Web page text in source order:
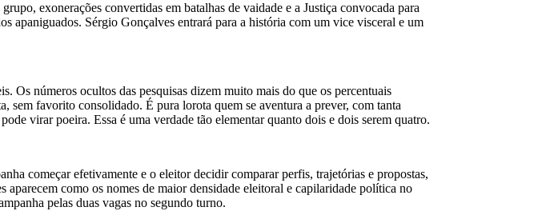
exonerações convertidas em batalhas de vaidade e a Justiça convocada para
apaniguados. Sérgio Gonçalves entrará para a história com um vice visceral e um
Os números ocultos das pesquisas dizem muito mais do que os percentuais
sem favorito consolidado. É pura lorota quem se aventura a prever, com tanta
virar poeira. Essa é uma verdade tão elementar quanto dois e dois serem quatro.
começar efetivamente e o eleitor decidir comparar perfis, trajetórias e propostas,
como os nomes de maior densidade eleitoral e capilaridade política no
pelas duas vagas no segundo turno.